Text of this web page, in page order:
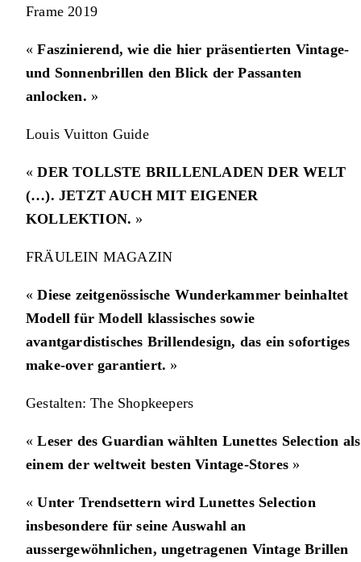
Frame 2019
«Faszinierend, wie die hier präsentierten Vintage-
und Sonnenbrillen den Blick der Passanten
anlocken. »
Louis Vuitton Guide
«DER TOLLSTE BRILLENLADEN DER WELT
(…). JETZT AUCH MIT EIGENER
KOLLEKTION. »
FRÄULEIN MAGAZIN
«Diese zeitgenössische Wunderkammer beinhaltet
Modell für Modell klassisches sowie
avantgardistisches Brillendesign, das ein sofortiges
make-over garantiert. »
Gestalten: The Shopkeepers
«Leser des Guardian wählten Lunettes Selection als
einem der weltweit besten Vintage-Stores »
«Unter Trendsettern wird Lunettes Selection
insbesondere für seine Auswahl an
aussergewöhnlichen, ungetragenen Vintage Brillen